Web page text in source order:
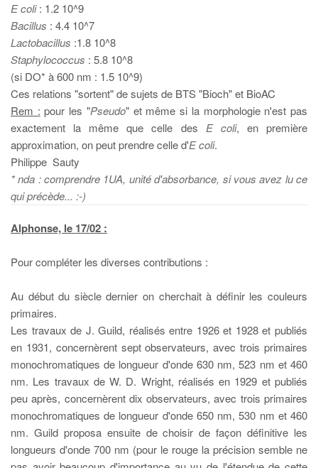
E coli: 1.2 10^9
Bacillus : 4.4 10^7
Lactobacillus :1.8 10^8
Staphylococcus : 5.8 10^8
(si DO* à 600 nm : 1.5 10^9)
Ces relations "sortent" de sujets de BTS "Bioch" et BioAC
Rem : pour les "Pseudo" et même si la morphologie n'est pas
exactement la même que celle des E coli, en première
approximation, on peut prendre celle d'E coli.
Philippe Sauty
* nda : comprendre 1UA, unité d'absorbance, si vous avez lu ce
qui précède... :-)
Alphonse, le 17/02 :
Pour compléter les diverses contributions :
Au début du siècle dernier on cherchait à définir les couleurs
primaires.
Les travaux de J. Guild, réalisés entre 1926 et 1928 et publiés
en 1931, concernèrent sept observateurs, avec trois primaires
monochromatiques de longueur d'onde 630 nm, 523 nm et 460
nm. Les travaux de W. D. Wright, réalisés en 1929 et publiés
peu après, concernèrent dix observateurs, avec trois primaires
monochromatiques de longueur d'onde 650 nm, 530 nm et 460
nm. Guild proposa ensuite de choisir de façon définitive les
longueurs d'onde 700 nm (pour le rouge la précision semble ne